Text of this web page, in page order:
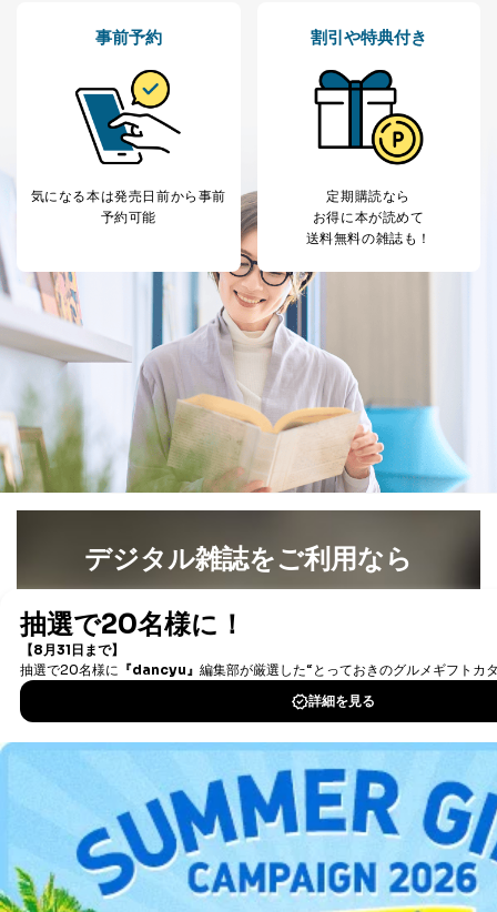
事前予約
気になる本は発売日前から事前
予約可能
割引や特典付き
定期購読なら
お得に本が読めて
送料無料の雑誌も！
デジタル雑誌をご利用なら
書籍）が無料で読み放題！
DOWNLOAD FOR IOS
DOWNLOAD FOR ANDROID
ご利用方法はこちら